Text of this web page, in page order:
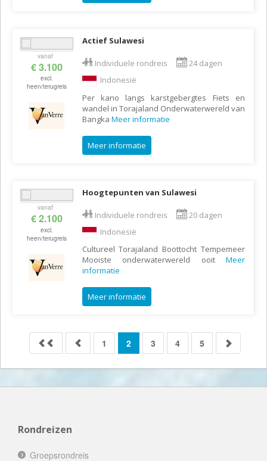
vanaf
€ 3.100
excl.
heen/terugreis
Actief Sulawesi
Individuele rondreis
24 dagen
Indonesië
Per kano langs karstgebergtes Fiets en
wandel in Torajaland Onderwaterwereld van
Bangka Meer informatie
Meer informatie
vanaf
€ 2.100
excl.
heen/terugreis
Hoogtepunten van Sulawesi
Individuele rondreis
20 dagen
Indonesië
Cultureel Torajaland Boottocht Tempemeer
Mooiste onderwaterwereld ooit Meer
informatie
Meer informatie
1 2 3 4 5
Rondreizen
Groepsrondreis